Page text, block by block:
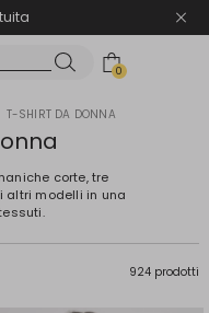
0
T-SHIRT DA DONNA
corte, tre
altri modelli in una
924 prodotti